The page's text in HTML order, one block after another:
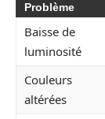
Problème
Baisse de
luminosité
Couleurs
altérées